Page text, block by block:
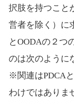
択肢を持つこと
営者を除く）に
とOODAの２つ
のは次のように
※関連はPDCA
わけではありま